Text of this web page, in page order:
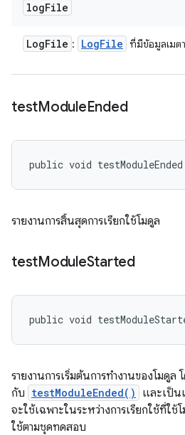
logFile
LogFile : LogFile ที่มีข้อมูลเมต
testModuleEnded
public void
รายงานการสิ้นสุดการเรียกใช้โมดูล
testModuleStarted
public void
รายงานการเริ่มต้นการทำงานของโมดูล
กับ testModuleEnded()
และเป็น
จะใช้เฉพาะในระหว่างการเรียกใช้ที่ใช้
ใช้ตามชุดทดสอบ